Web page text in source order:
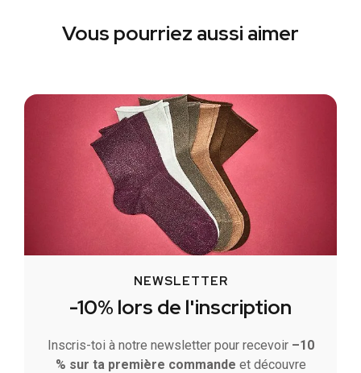
Vous pourriez aussi aimer
NEWSLETTER
-10% lors de l'inscription
Inscris-toi à notre newsletter pour recevoir –10
% sur ta première commande et découvre